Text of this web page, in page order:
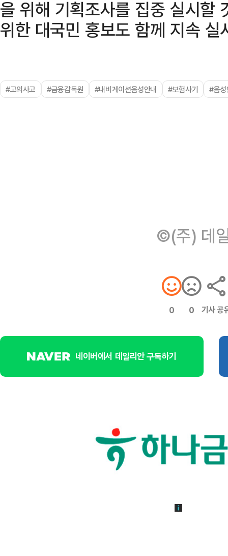
을 위해 기획조사를 집중 실시할
위한 대국민 홍보도 함께 지속 실
#고의사고 #금융감독원 #내비게이션음성안내 #보험사기 #음성
©(주) 데
0 0 기사 공
네이버에서 데일리안 구독하기